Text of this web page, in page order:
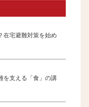
在宅避難対策を始め
を支える「食」の講